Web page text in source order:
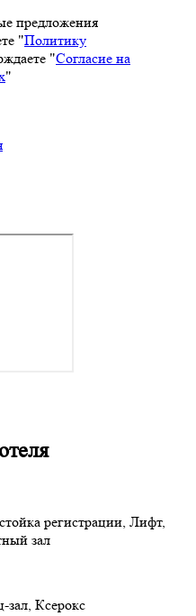
предложения
"Политику
"Согласие на
"
регистрации, Лифт,
зал
зал, Ксерокс